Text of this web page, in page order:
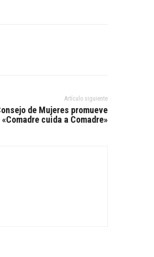
Artículo siguiente
de Mujeres promueve
«Comadre cuida a Comadre»